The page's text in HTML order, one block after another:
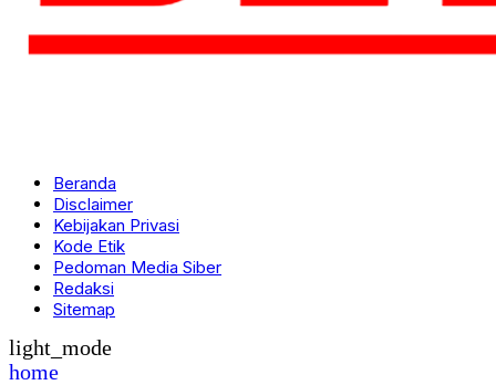
Beranda
Disclaimer
Kebijakan Privasi
Kode Etik
Pedoman Media Siber
Redaksi
Sitemap
light_mode
home